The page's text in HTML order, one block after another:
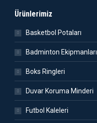
Ürünlerimiz
Basketbol Potaları
Badminton Ekipmanları
Boks Ringleri
Duvar Koruma Minderi
Futbol Kaleleri